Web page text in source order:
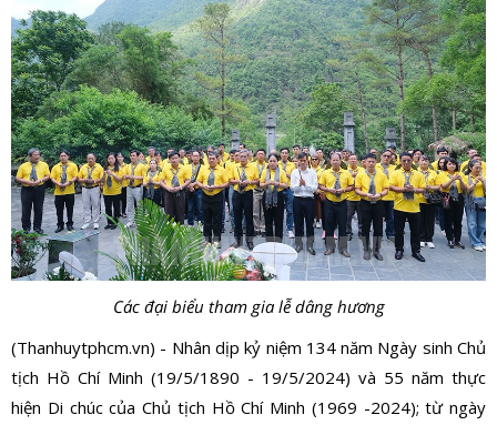
Các đại biểu tham gia lễ dâng hương
(Thanhuytphcm.vn) - Nhân dịp kỷ niệm 134 năm Ngày sinh Chủ
tịch Hồ Chí Minh (19/5/1890 - 19/5/2024) và 55 năm thực
hiện Di chúc của Chủ tịch Hồ Chí Minh (1969 -2024); từ ngày